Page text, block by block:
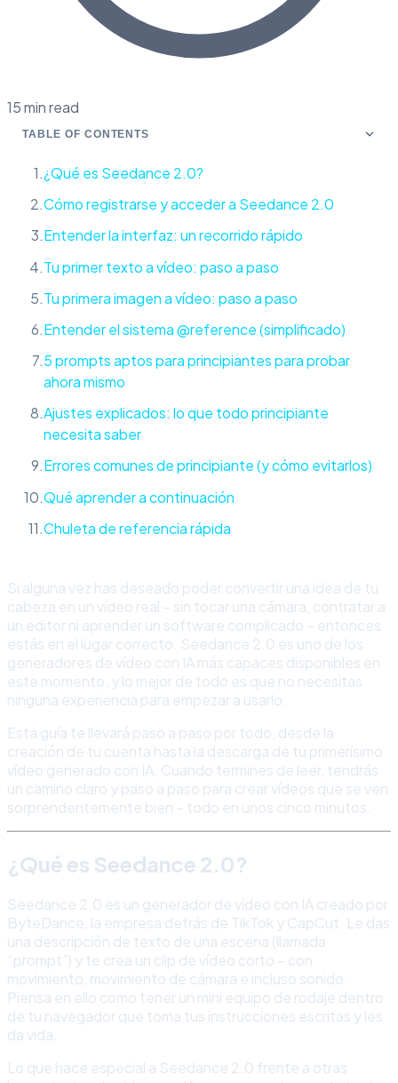
15 min read
TABLE OF CONTENTS
¿Qué es Seedance 2.0?
Cómo registrarse y acceder a Seedance 2.0
Entender la interfaz: un recorrido rápido
Tu primer texto a vídeo: paso a paso
Tu primera imagen a vídeo: paso a paso
Entender el sistema @reference (simplificado)
5 prompts aptos para principiantes para probar
ahora mismo
Ajustes explicados: lo que todo principiante
necesita saber
Errores comunes de principiante (y cómo evitarlos)
Qué aprender a continuación
Chuleta de referencia rápida
Si alguna vez has deseado poder convertir una idea de tu
cabeza en un vídeo real – sin tocar una cámara, contratar a
un editor ni aprender un software complicado – entonces
estás en el lugar correcto. Seedance 2.0 es uno de los
generadores de vídeo con IA más capaces disponibles en
este momento, y lo mejor de todo es que no necesitas
ninguna experiencia para empezar a usarlo.
Esta guía te llevará paso a paso por todo, desde la
creación de tu cuenta hasta la descarga de tu primerísimo
vídeo generado con IA. Cuando termines de leer, tendrás
un camino claro y paso a paso para crear vídeos que se ven
sorprendentemente bien – todo en unos cinco minutos.
¿Qué es Seedance 2.0?
Seedance 2.0 es un generador de vídeo con IA creado por
ByteDance, la empresa detrás de TikTok y CapCut. Le das
una descripción de texto de una escena (llamada
“prompt”) y te crea un clip de vídeo corto – con
movimiento, movimiento de cámara e incluso sonido.
Piensa en ello como tener un mini equipo de rodaje dentro
de tu navegador que toma tus instrucciones escritas y les
da vida.
Lo que hace especial a Seedance 2.0 frente a otras